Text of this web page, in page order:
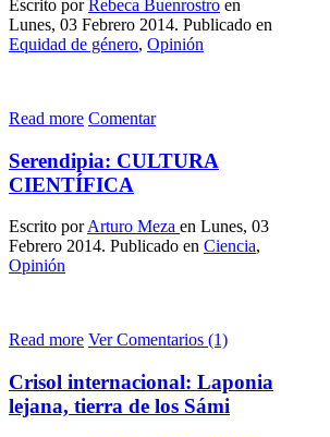
Escrito porRebeca Buenrostro en
Lunes, 03 Febrero 2014. Publicado en
Equidad de género, Opinión
Read more Comentar
Serendipia: CULTURA
CIENTÍFICA
Escrito porArturo Meza en Lunes, 03
Febrero 2014. Publicado en Ciencia,
Opinión
Read more Ver Comentarios (1)
Crisol internacional: Laponia
lejana, tierra de los Sámi